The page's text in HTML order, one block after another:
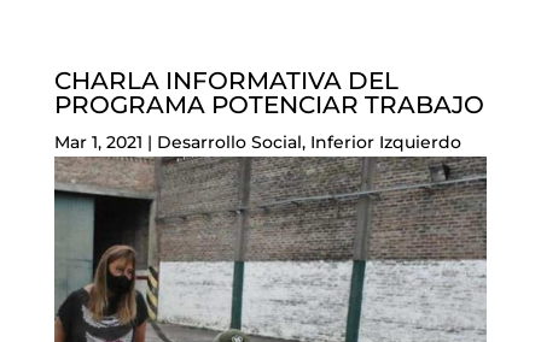
CHARLA INFORMATIVA DEL
PROGRAMA POTENCIAR TRABAJO
Mar 1, 2021 | Desarrollo Social, Inferior Izquierdo